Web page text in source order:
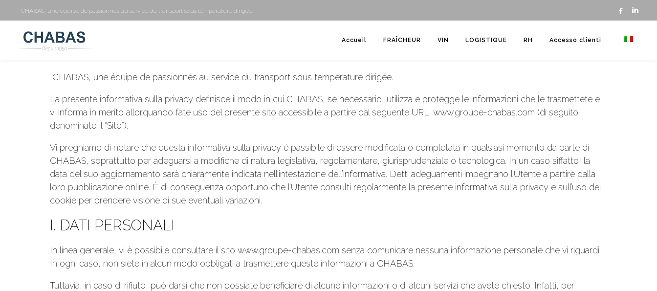
CHABAS, une équipe de passionnés au service du transport sous température dirigée.  
Accueil FRAÎCHEUR VIN LOGISTIQUE RH Accesso clienti
Informativa sulla privacy
CHABAS, une équipe de passionnés au service du transport sous température dirigée.
La presente informativa sulla privacy definisce il modo in cui CHABAS, se necessario, utilizza e protegge le informazioni che le trasmettete e
vi informa in merito allorquando fate uso del presente sito accessibile a partire dal seguente URL: www.groupe-chabas.com (di seguito
denominato il “Sito”).
Vi preghiamo di notare che questa informativa sulla privacy è passibile di essere modificata o completata in qualsiasi momento da parte di
CHABAS, soprattutto per adeguarsi a modifiche di natura legislativa, regolamentare, giurisprudenziale o tecnologica. In un caso siffatto, la
data del suo aggiornamento sarà chiaramente indicata nell’intestazione dell’informativa. Detti adeguamenti impegnano l’Utente a partire dalla
loro pubblicazione online. È di conseguenza opportuno che l’Utente consulti regolarmente la presente informativa sulla privacy e sull’uso dei
cookie per prendere visione di sue eventuali variazioni.
I. DATI PERSONALI
In linea generale, vi è possibile consultare il sito www.groupe-chabas.com senza comunicare nessuna informazione personale che vi riguardi.
In ogni caso, non siete in alcun modo obbligati a trasmettere queste informazioni a CHABAS.
Tuttavia, in caso di rifiuto, può darsi che non possiate beneficiare di alcune informazioni o di alcuni servizi che avete chiesto. Infatti, per